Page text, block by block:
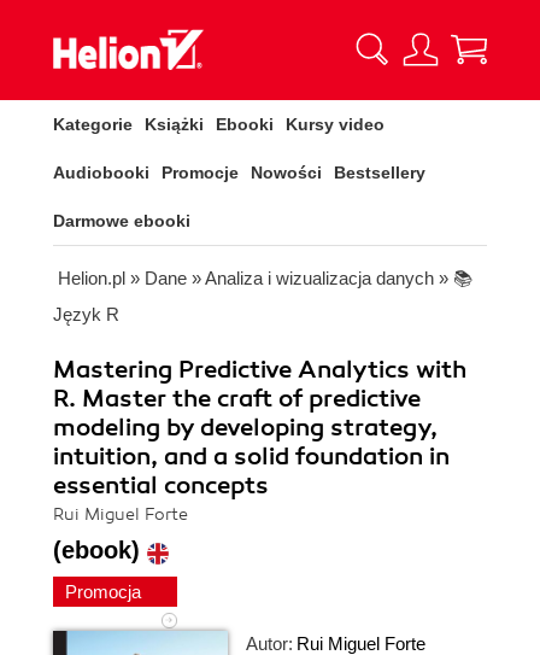
Kategorie Książki Ebooki Kursy video
Audiobooki Promocje Nowości Bestsellery
Darmowe ebooki
Helion.pl » Dane »Analiza i wizualizacja danych » 📚
Język R
Mastering Predictive Analytics with
R. Master the craft of predictive
modeling by developing strategy,
intuition, and a solid foundation in
essential concepts
Rui Miguel Forte
(ebook)
Promocja
Autor: Rui Miguel Forte